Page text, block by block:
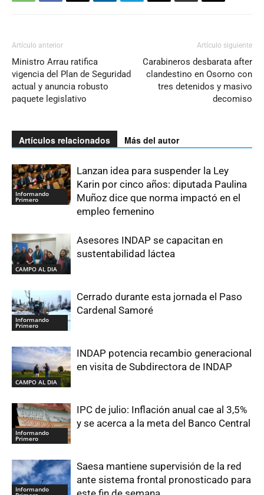
Artículo anterior
Ministro Arrau ratifica
vigencia del Plan de Seguridad
actual y anuncia robusto
paquete legislativo
Artículo siguiente
Carabineros desbarata after
clandestino en Osorno con
tres detenidos y masivo
decomiso
Artículos relacionados Más del autor
Informando
Primero
Lanzan idea para suspender la Ley
Karin por cinco años: diputada Paulina
Muñoz dice que norma impactó en el
empleo femenino
CAMPO AL DIA
Asesores INDAP se capacitan en
sustentabilidad láctea
Informando
Primero
Cerrado durante esta jornada el Paso
Cardenal Samoré
CAMPO AL DIA
INDAP potencia recambio generacional
en visita de Subdirectora de INDAP
Informando
Primero
IPC de julio: Inflación anual cae al 3,5%
y se acerca a la meta del Banco Central
Informando
Saesa mantiene supervisión de la red
ante sistema frontal pronosticado para